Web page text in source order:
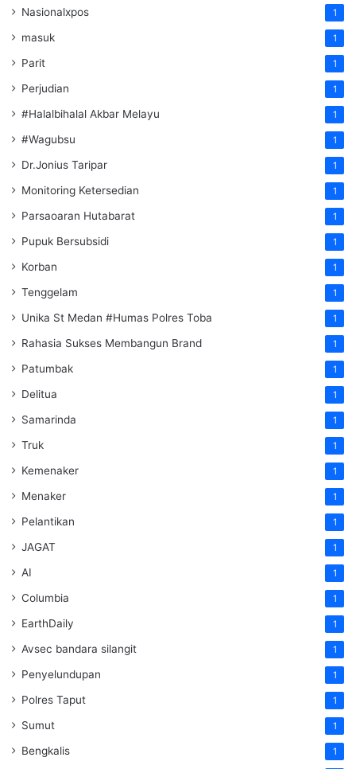
Nasionalxpos 1
masuk 1
Parit 1
Perjudian 1
#Halalbihalal Akbar Melayu 1
#Wagubsu 1
Dr.Jonius Taripar 1
Monitoring Ketersedian 1
Parsaoaran Hutabarat 1
Pupuk Bersubsidi 1
Korban 1
Tenggelam 1
Unika St Medan #Humas Polres Toba 1
Rahasia Sukses Membangun Brand 1
Patumbak 1
Delitua 1
Samarinda 1
Truk 1
Kemenaker 1
Menaker 1
Pelantikan 1
JAGAT 1
AI 1
Columbia 1
EarthDaily 1
Avsec bandara silangit 1
Penyelundupan 1
Polres Taput 1
Sumut 1
Bengkalis 1